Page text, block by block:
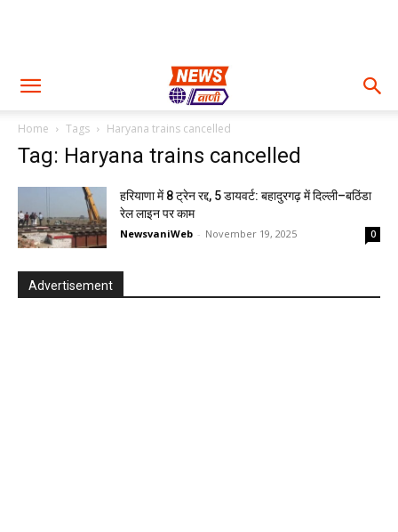
Home Tags Haryana trains cancelled
Tag: Haryana trains cancelled
हरियाणा में 8 ट्रेन रद्द, 5 डायवर्ट: बहादुरगढ़ में दिल्ली–बठिंडा
रेल लाइन पर काम
NewsvaniWeb - November 19, 2025 0
Advertisement